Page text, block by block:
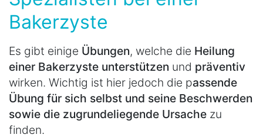
Bakerzyste
Es gibt einige Übungen, welche die Heilung
einer Bakerzyste unterstützen und präventiv
wirken. Wichtig ist hier jedoch die passende
Übung für sich selbst und seine Beschwerden
sowie die zugrundeliegende Ursache zu
finden.